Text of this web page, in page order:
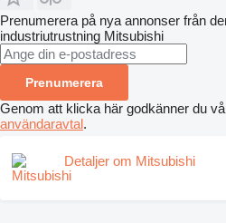
Prenumerera på nya annonser från
industriutrustning Mitsubishi
Prenumerera
Genom att klicka här godkänner du
användaravtal.
Detaljer om Mitsubishi